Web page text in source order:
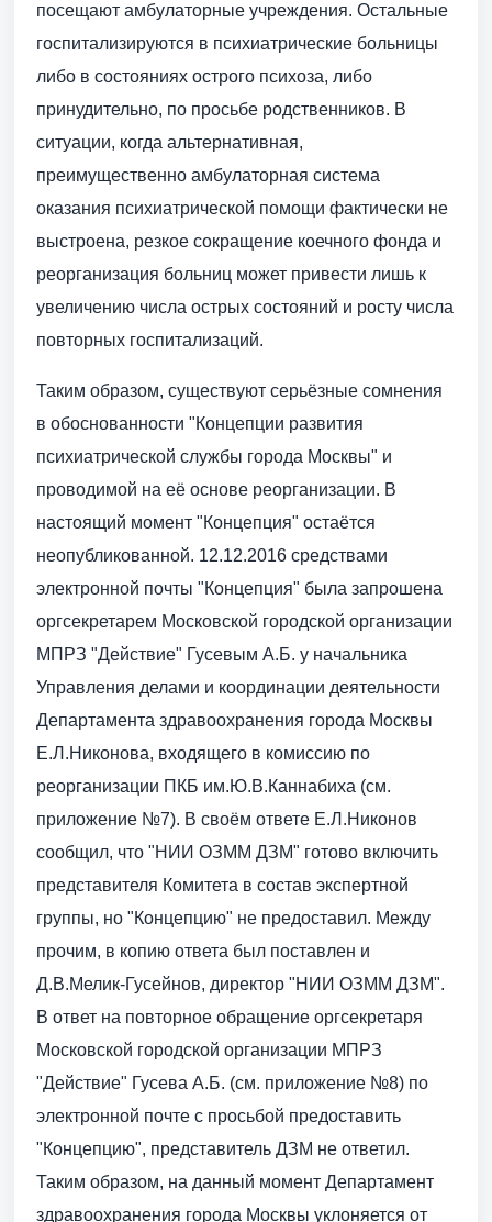
посещают амбулаторные учреждения. Остальные
госпитализируются в психиатрические больницы
либо в состояниях острого психоза, либо
принудительно, по просьбе родственников. В
ситуации, когда альтернативная,
преимущественно амбулаторная система
оказания психиатрической помощи фактически не
выстроена, резкое сокращение коечного фонда и
реорганизация больниц может привести лишь к
увеличению числа острых состояний и росту числа
повторных госпитализаций.
Таким образом, существуют серьёзные сомнения
в обоснованности "Концепции развития
психиатрической службы города Москвы" и
проводимой на её основе реорганизации. В
настоящий момент "Концепция" остаётся
неопубликованной. 12.12.2016 средствами
электронной почты "Концепция" была запрошена
оргсекретарем Московской городской организации
МПРЗ "Действие" Гусевым А.Б. у начальника
Управления делами и координации деятельности
Департамента здравоохранения города Москвы
Е.Л.Никонова, входящего в комиссию по
реорганизации ПКБ им.Ю.В.Каннабиха (см.
приложение №7). В своём ответе Е.Л.Никонов
сообщил, что "НИИ ОЗММ ДЗМ" готово включить
представителя Комитета в состав экспертной
группы, но "Концепцию" не предоставил. Между
прочим, в копию ответа был поставлен и
Д.В.Мелик-Гусейнов, директор "НИИ ОЗММ ДЗМ".
В ответ на повторное обращение оргсекретаря
Московской городской организации МПРЗ
"Действие" Гусева А.Б. (см. приложение №8) по
электронной почте с просьбой предоставить
"Концепцию", представитель ДЗМ не ответил.
Таким образом, на данный момент Департамент
здравоохранения города Москвы уклоняется от